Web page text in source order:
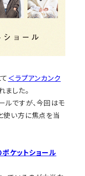
＜ラプアンカンク
ました。
ルですが、今回はモ
使い方に焦点を当
ポケットショール